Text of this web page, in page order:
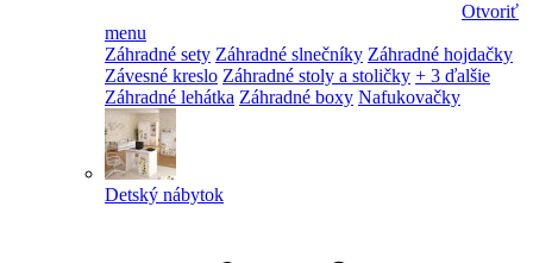
Otvoriť
menu
Záhradné sety Záhradné slnečníky Záhradné hojdačky
Závesné kreslo Záhradné stoly a stoličky + 3 ďalšie
Záhradné lehátka Záhradné boxy Nafukovačky
Detský nábytok